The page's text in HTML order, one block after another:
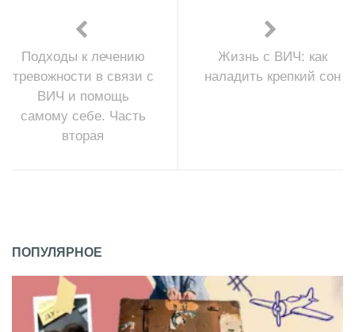
Подходы к лечению
тревожности в связи с
ВИЧ и помощь
самому себе. Часть
вторая
Жизнь с ВИЧ: как
наладить крепкий сон
ПОПУЛЯРНОЕ